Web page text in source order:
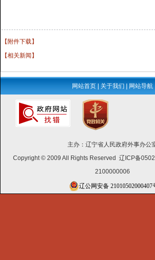
【附件下载】
【相关新闻】
网站首页 关于我们 网站导航
主办：辽宁省人民政府外事办公
Copyright © 2009 All Rights Reserved 辽ICP备
2100000006
辽公网安备 21010502000407